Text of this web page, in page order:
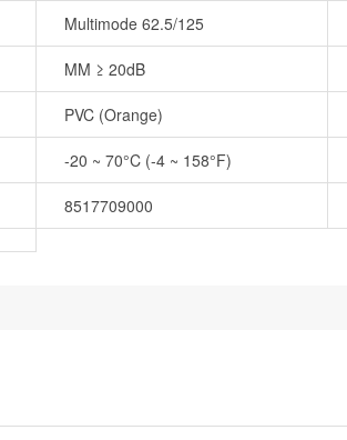
Multimode 62.5/125
MM ≥ 20dB
PVC (Orange)
-20 ~ 70°C (-4 ~ 158°F)
8517709000